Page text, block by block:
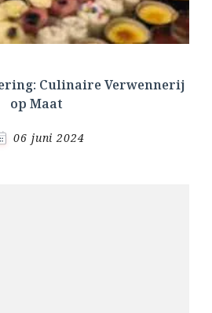
Culinaire Verwennerij
op Maat
06 juni 2024